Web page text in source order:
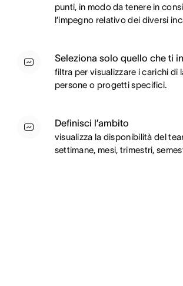
punti, in modo da tenere in
l’impegno relativo dei diversi
Seleziona solo quello che ti
filtra per visualizzare i carichi di
persone o progetti specifici.
Definisci l’ambito
visualizza la disponibilità del
settimane, mesi, trimestri,